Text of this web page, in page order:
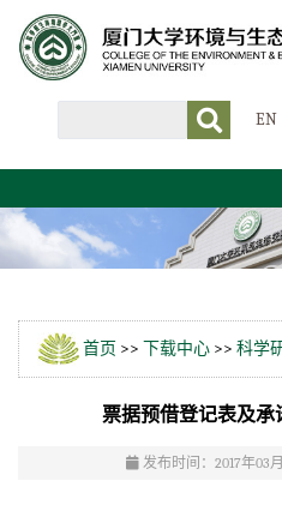
EN
首页 >> 下载中心 >> 科学
票据预借登记表及承
发布时间：2017年03